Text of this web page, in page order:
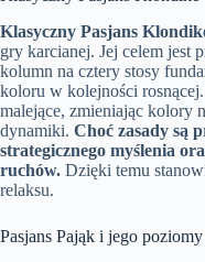
Klasyczny Pasjans
gry karcianej. Jej celem jest
kolumn na cztery stosy
koloru w kolejności
malejące, zmieniając kolory
dynamiki. Choć zasady są
strategicznego myślenia
ruchów. Dzięki temu
relaksu.
Pasjans Pająk i jego